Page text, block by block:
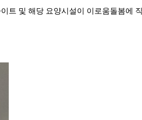
및 해당 요양시설이 이로움돌봄에